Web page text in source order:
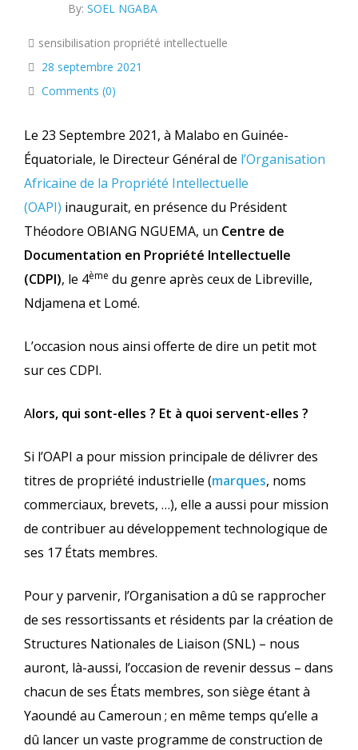
By: SOEL NGABA
sensibilisation propriété intellectuelle
28 septembre 2021
Comments (0)
Le 23 Septembre 2021, à Malabo en Guinée-
Équatoriale, le Directeur Général de l’Organisation
Africaine de la Propriété Intellectuelle
(OAPI) inaugurait, en présence du Président
Théodore OBIANG NGUEMA, un Centre de
Documentation en Propriété Intellectuelle
(CDPI), le 4ème du genre après ceux de Libreville,
Ndjamena et Lomé.
L’occasion nous ainsi offerte de dire un petit mot
sur ces CDPI.
Alors, qui sont-elles ? Et à quoi servent-elles ?
Si l’OAPI a pour mission principale de délivrer des
titres de propriété industrielle (marques, noms
commerciaux, brevets, …), elle a aussi pour mission
de contribuer au développement technologique de
ses 17 États membres.
Pour y parvenir, l’Organisation a dû se rapprocher
de ses ressortissants et résidents par la création de
Structures Nationales de Liaison (SNL) – nous
auront, là-aussi, l’occasion de revenir dessus – dans
chacun de ses États membres, son siège étant à
Yaoundé au Cameroun ; en même temps qu’elle a
dû lancer un vaste programme de construction de